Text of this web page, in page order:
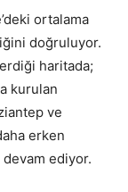
ortalama
doğruluyor.
haritada;
kurulan
ve
erken
ediyor.